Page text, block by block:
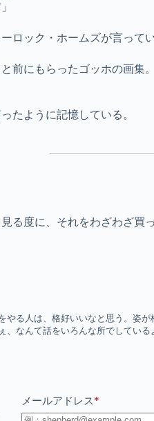
ロック・ホームズが言って
前にもらったゴッホの画集
たように記憶している。
る度に、それをわざわざ買
やる人は、格好いいなと思う。姿が
、なんて話をいろんな所でしてい
メールアドレス*